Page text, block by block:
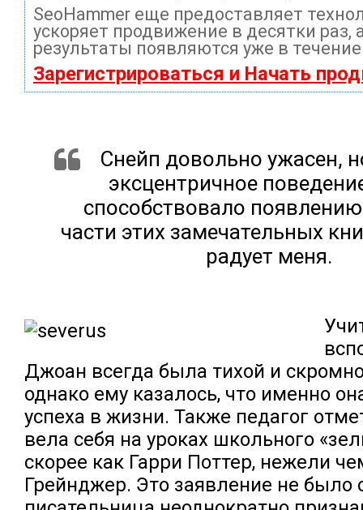
SeoHammer еще предоставляет
ускоряет продвижение в десятки раз,
результаты появляются уже в
Зарегистрироваться и Начать
Снейп довольно ужасен,
эксцентричное
способствовало
части этих замечательных
радует меня.
Джоан всегда была тихой и
однако ему казалось, что именно
успеха в жизни. Также педагог
вела себя на уроках школьного
скорее как Гарри Поттер, нежели
Грейнджер. Это заявление не было